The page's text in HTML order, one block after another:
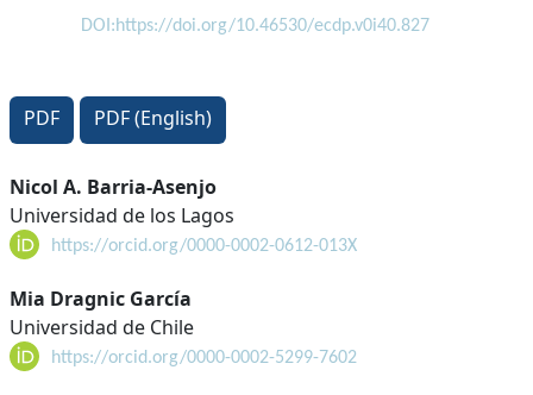
DOI:https://doi.org/10.46530/ecdp.v0i40.827
PDF PDF (English)
Contenido
principal
del
artículo
Nicol A. Barria-Asenjo
Universidad de los Lagos
https://orcid.org/0000-0002-0612-013X
Mia Dragnic García
Universidad de Chile
https://orcid.org/0000-0002-5299-7602